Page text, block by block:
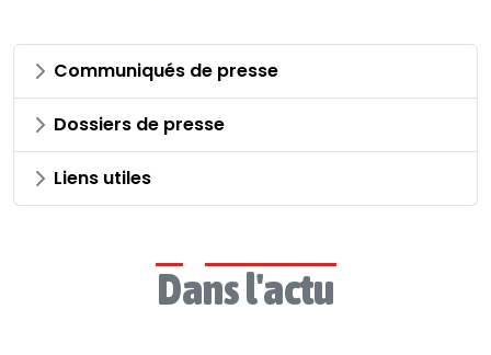
Communiqués de presse
Dossiers de presse
Liens utiles
Dans l'actu